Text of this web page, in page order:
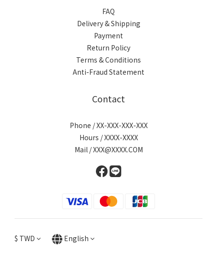
FAQ
Delivery & Shipping
Payment
Return Policy
Terms & Conditions
Anti-Fraud Statement
Contact
Phone / XX-XXX-XXX-XXX
Hours / XXXX-XXXX
Mail / XXX@XXXX.COM
$ TWD English